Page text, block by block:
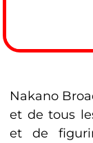
Nakano
et de tous
et de